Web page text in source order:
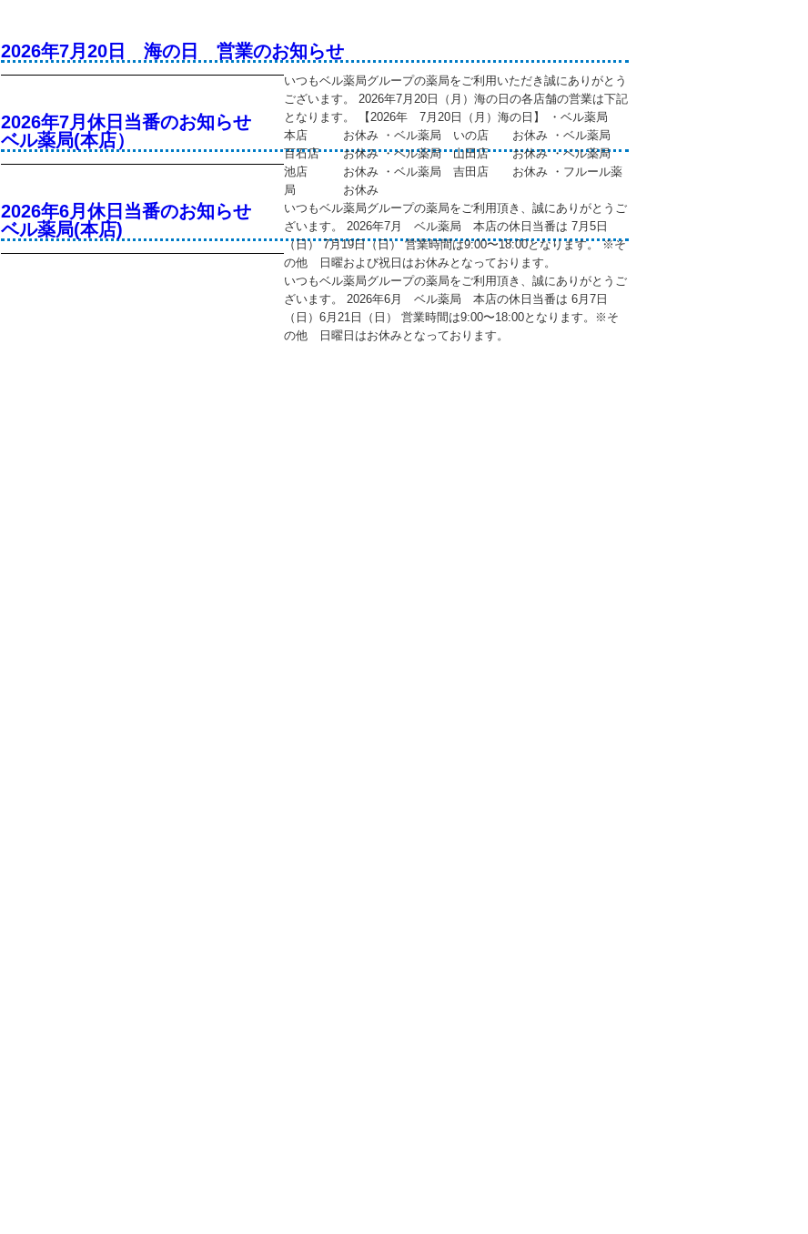
2026年7月20日 海の日 営業のお知らせ
いつもベル薬局グループの薬局をご利用いただき誠にありがとう
ございます。 2026年7月20日（月）海の日の各店舗の営業は下記
となります。 【2026年 7月20日（月）海の日】 ・ベル薬局
本店 お休み ・ベル薬局 いの店 お休み ・ベル薬局
百石店 お休み ・ベル薬局 山田店 お休み ・ベル薬局
池店 お休み ・ベル薬局 吉田店 お休み ・フルール薬
局 お休み
2026年7月休日当番のお知らせ
ベル薬局(本店）
いつもベル薬局グループの薬局をご利用頂き、誠にありがとうご
ざいます。 2026年7月 ベル薬局 本店の休日当番は 7月5日
（日） 7月19日（日） 営業時間は9:00〜18:00となります。 ※そ
の他 日曜および祝日はお休みとなっております。
2026年6月休日当番のお知らせ
ベル薬局(本店)
いつもベル薬局グループの薬局をご利用頂き、誠にありがとうご
ざいます。 2026年6月 ベル薬局 本店の休日当番は 6月7日
（日）6月21日（日） 営業時間は9:00〜18:00となります。※そ
の他 日曜日はお休みとなっております。